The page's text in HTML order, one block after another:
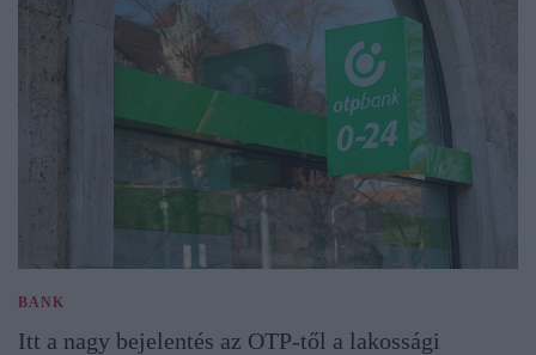
BANK
Itt a nagy bejelentés az OTP-től a lakossági